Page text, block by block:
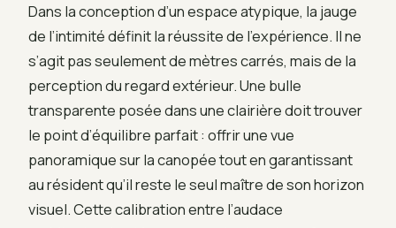
Dans la conception d’un espace atypique, la jauge
de l’intimité définit la réussite de l’expérience. Il ne
s’agit pas seulement de mètres carrés, mais de la
perception du regard extérieur. Une bulle
transparente posée dans une clairière doit trouver
le point d’équilibre parfait : offrir une vue
panoramique sur la canopée tout en garantissant
au résident qu’il reste le seul maître de son horizon
visuel. Cette calibration entre l’audace